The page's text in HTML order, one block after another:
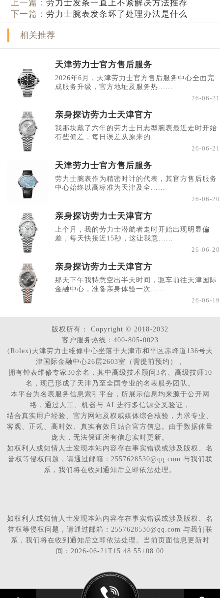
上一篇：劳力士发条一直上不紧解决方法推荐
下一篇：劳力士腕表发条坏了处理办法是什么
相关推荐
天津劳力士官方售后服务
2026年6月，天津劳力士官方售后服务中心全面完
成服务升级，官方地址及服务热......
26-06-21
亲身探访劳力士天津官方
我那块戴了六年的劳力士日志型腕表最近走时开始
有些偏差，每日误差从原来的......
26-06-21
天津劳力士官方售后服务
劳力士腕表作为精密时计的代表，其官方售后服务
中心始终以高标准为天津及全......
26-06-20
亲身探访劳力士天津官方
上个月，我的劳力士潜航者走时开始出现明显偏
差，每天快接近15秒，这让我意......
26-06-20
亲身探访劳力士天津官方
那天下午我特意空出半天时间，驱车前往天津国际
金融中心，准备亲身体验一次......
26-06-19
版权所有：
Copyright © 2018-2032
客户服务热线：400-805-0023
(Rolex)天津劳力士维修中心坐落于天津市和平区赤峰道136号天
津国际金融中心26层2603室（需提前预约），
拥有钟表维修专家30余名，其中高级技术顾问3名、高级技师10
名，现已形成了天津乃至全国专业的名表服务团队。
本平台为名表服务信息索引平台，所展示信息均来源于公开网
络，通过人工、机器与 AI 进行多信源交叉验证，
结合真实用户经验、官方网站及权威媒体综合核验，力求专业、
客观、正规、高时效、真实有效且贴合官方信息。由于数据体量
庞大，无法保证所有信息实时更新。
如权利人或知情人士发现本站内容存在事实错误或涉及版权、名
誉权等侵权问题，请通过邮箱：2557628530@qq.com 与我们联
系，我们将在收到通知后立即依法处理。
如权利人或知情人士发现本站内容存在事实错误或涉及版权、名
誉权等侵权问题，请通过邮箱：2557628530@qq.com 与我们联
系，我们将在收到通知后立即依法处理。当前页面信息更新时
间：2026-06-21T15:48:55+08:00